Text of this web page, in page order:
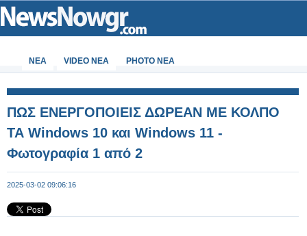
ΝΕΑ VIDEO NEA PHOTO NEA
ΠΩΣ ΕΝΕΡΓΟΠΟΙΕΙΣ ΔΩΡΕΑΝ ΜΕ ΚΟΛΠΟ
ΤΑ Windows 10 και Windows 11 -
Φωτογραφία 1 από 2
2025-03-02 09:06:16